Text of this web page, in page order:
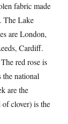
fabric made
The Lake
are London,
Cardiff.
red rose is
national
are the
clover) is the